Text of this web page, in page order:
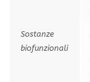
Sostanze
biofunzionali